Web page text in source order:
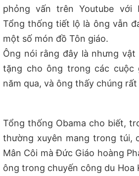
phỏng vấn trên Youtube với
Tổng thống tiết lộ là ông vẫn
một số món đồ Tôn giáo.
Ông nói rằng đây là nhưng vật
tặng cho ông trong các cuộc
năm qua, và ông thấy chúng
Tổng thống Obama cho biết,
thường xuyên mang trong túi,
Mân Côi mà Đức Giáo hoàng
ông trong chuyến công du Hoa